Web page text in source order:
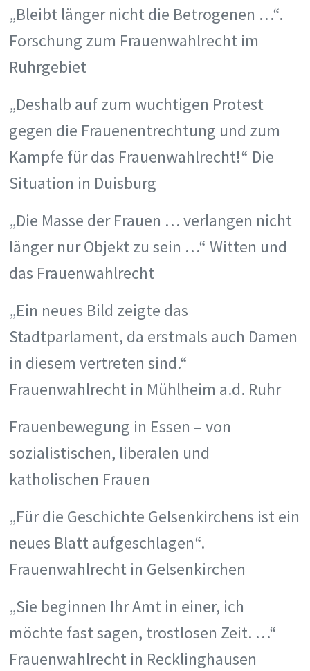
„Bleibt länger nicht die Betrogenen …“.
Forschung zum Frauenwahlrecht im
Ruhrgebiet
„Deshalb auf zum wuchtigen Protest
gegen die Frauenentrechtung und zum
Kampfe für das Frauenwahlrecht!“ Die
Situation in Duisburg
„Die Masse der Frauen … verlangen nicht
länger nur Objekt zu sein …“ Witten und
das Frauenwahlrecht
„Ein neues Bild zeigte das
Stadtparlament, da erstmals auch Damen
in diesem vertreten sind.“
Frauenwahlrecht in Mühlheim a.d. Ruhr
Frauenbewegung in Essen – von
sozialistischen, liberalen und
katholischen Frauen
„Für die Geschichte Gelsenkirchens ist ein
neues Blatt aufgeschlagen“.
Frauenwahlrecht in Gelsenkirchen
„Sie beginnen Ihr Amt in einer, ich
möchte fast sagen, trostlosen Zeit. …“
Frauenwahlrecht in Recklinghausen